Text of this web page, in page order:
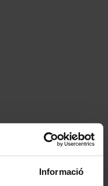
Informació